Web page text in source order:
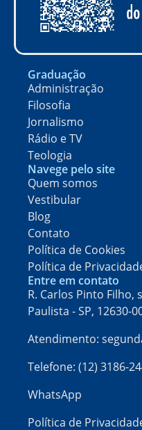
Graduação
Administração
Filosofia
Jornalismo
Rádio e TV
Teologia
Navege pelo site
Quem somos
Vestibular
Blog
Contato
Política de Cookies
Política de
Entre em contato
R. Carlos Pinto Filho,
Paulista - SP, 12630-
Atendimento:
Telefone: (12) 3186-
WhatsApp
Política de